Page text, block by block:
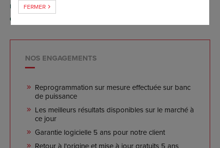
moteur (sans aucun boîtier), contactez-nous pour plus
d'informations.
NOS ENGAGEMENTS
Reprogrammation sur mesure effectuée sur banc
de puissance
Les meilleurs résultats disponibles sur le marché à
ce jour
Garantie logicielle 5 ans pour notre client
FERMER